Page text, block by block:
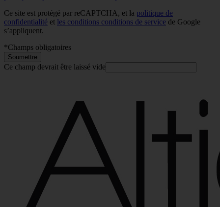
Ce site est protégé par reCAPTCHA, et la politique de
confidentialité et les conditions conditions de service de Google
s’appliquent.
*Champs obligatoires
Soumettre
Ce champ devrait être laissé vide